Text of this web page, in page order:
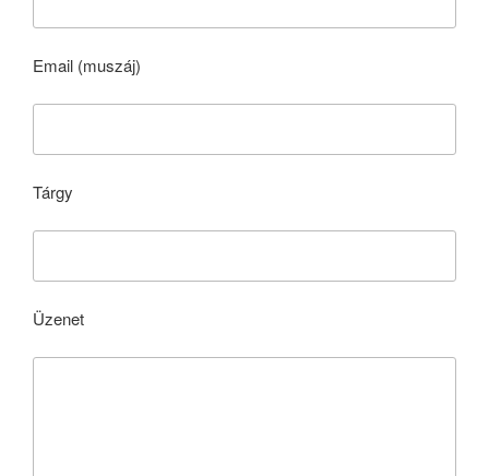
Email (muszáj)
Tárgy
Üzenet